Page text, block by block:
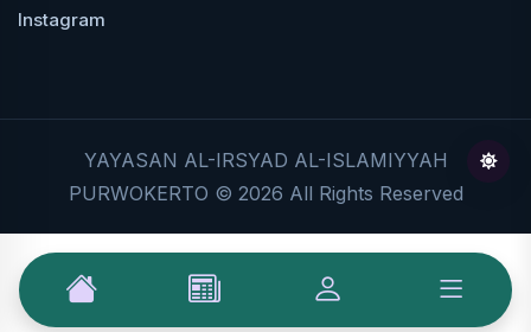
Instagram
YAYASAN AL-IRSYAD AL-ISLAMIYYAH
PURWOKERTO © 2026 All Rights Reserved